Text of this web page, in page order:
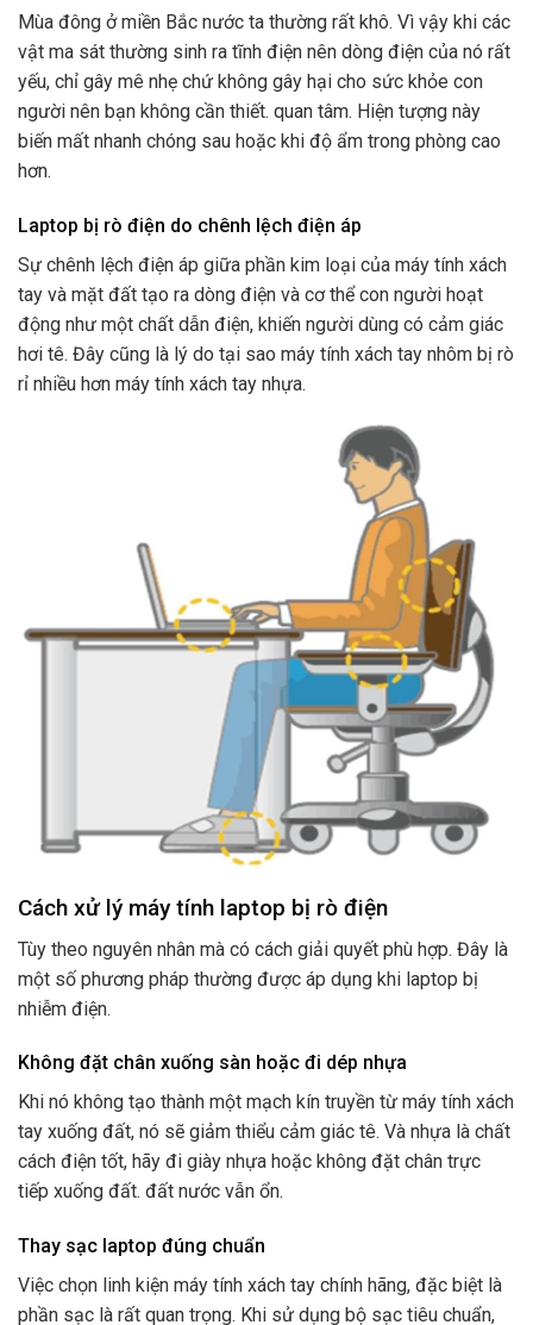
Mùa đông ở miền Bắc nước ta thường rất khô. Vì vậy khi các
vật ma sát thường sinh ra tĩnh điện nên dòng điện của nó rất
yếu, chỉ gây mê nhẹ chứ không gây hại cho sức khỏe con
người nên bạn không cần thiết. quan tâm. Hiện tượng này
biến mất nhanh chóng sau hoặc khi độ ẩm trong phòng cao
hơn.
Laptop bị rò điện do chênh lệch điện áp
Sự chênh lệch điện áp giữa phần kim loại của máy tính xách
tay và mặt đất tạo ra dòng điện và cơ thể con người hoạt
động như một chất dẫn điện, khiến người dùng có cảm giác
hơi tê. Đây cũng là lý do tại sao máy tính xách tay nhôm bị rò
rỉ nhiều hơn máy tính xách tay nhựa.
Cách xử lý máy tính laptop bị rò điện
Tùy theo nguyên nhân mà có cách giải quyết phù hợp. Đây là
một số phương pháp thường được áp dụng khi laptop bị
nhiễm điện.
Không đặt chân xuống sàn hoặc đi dép nhựa
Khi nó không tạo thành một mạch kín truyền từ máy tính xách
tay xuống đất, nó sẽ giảm thiểu cảm giác tê. Và nhựa là chất
cách điện tốt, hãy đi giày nhựa hoặc không đặt chân trực
tiếp xuống đất. đất nước vẫn ổn.
Thay sạc laptop đúng chuẩn
Việc chọn linh kiện máy tính xách tay chính hãng, đặc biệt là
phần sạc là rất quan trọng. Khi sử dụng bộ sạc tiêu chuẩn,